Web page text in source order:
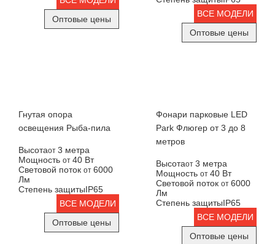
Оптовые цены
ВСЕ МОДЕЛИ
Оптовые цены
Гнутая опора
освещения Рыба-пила
Высотаот 3 метра
Мощность от 40 Вт
Световой поток от 6000
Лм
Степень защитыIP65
ВСЕ МОДЕЛИ
Оптовые цены
Фонари парковые LED
Park Флюгер от 3 до 8
метров
Высотаот 3 метра
Мощность от 40 Вт
Световой поток от 6000
Лм
Степень защитыIP65
ВСЕ МОДЕЛИ
Оптовые цены